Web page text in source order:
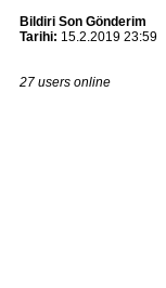
Bildiri Son Gönderim
Tarihi: 15.2.2019 23:59
27 users online